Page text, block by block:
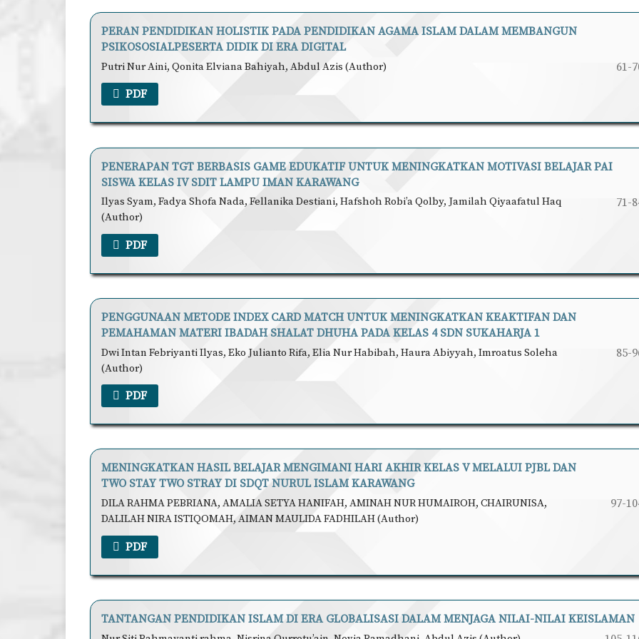
PERAN PENDIDIKAN HOLISTIK PADA PENDIDIKAN AGAMA ISLAM DALAM MEMBANGUN
PSIKOSOSIALPESERTA DIDIK DI ERA DIGITAL
Putri Nur Aini, Qonita Elviana Bahiyah, Abdul Azis (Author)
61-
PDF
PENERAPAN TGT BERBASIS GAME EDUKATIF UNTUK MENINGKATKAN MOTIVASI BELAJAR PAI
SISWA KELAS IV SDIT LAMPU IMAN KARAWANG
Ilyas Syam, Fadya Shofa Nada, Fellanika Destiani, Hafshoh Robi’a Qolby, Jamilah Qiyaafatul Haq
(Author)
71-
PDF
PENGGUNAAN METODE INDEX CARD MATCH UNTUK MENINGKATKAN KEAKTIFAN DAN
PEMAHAMAN MATERI IBADAH SHALAT DHUHA PADA KELAS 4 SDN SUKAHARJA 1
Dwi Intan Febriyanti Ilyas, Eko Julianto Rifa, Elia Nur Habibah, Haura Abiyyah, Imroatus Soleha
(Author)
85-
PDF
MENINGKATKAN HASIL BELAJAR MENGIMANI HARI AKHIR KELAS V MELALUI PJBL DAN
TWO STAY TWO STRAY DI SDQT NURUL ISLAM KARAWANG
DILA RAHMA PEBRIANA, AMALIA SETYA HANIFAH, AMINAH NUR HUMAIROH, CHAIRUNISA,
DALILAH NIRA ISTIQOMAH, AIMAN MAULIDA FADHILAH (Author)
97-
PDF
TANTANGAN PENDIDIKAN ISLAM DI ERA GLOBALISASI DALAM MENJAGA NILAI-NILAI KEISLAMAN